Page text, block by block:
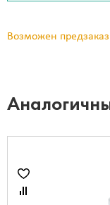
Возможен предзаказ